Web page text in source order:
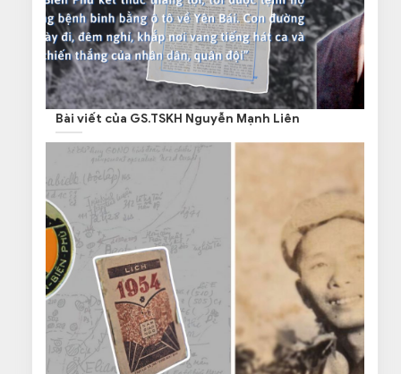
Bài viết của GS.TSKH Nguyễn Mạnh Liên